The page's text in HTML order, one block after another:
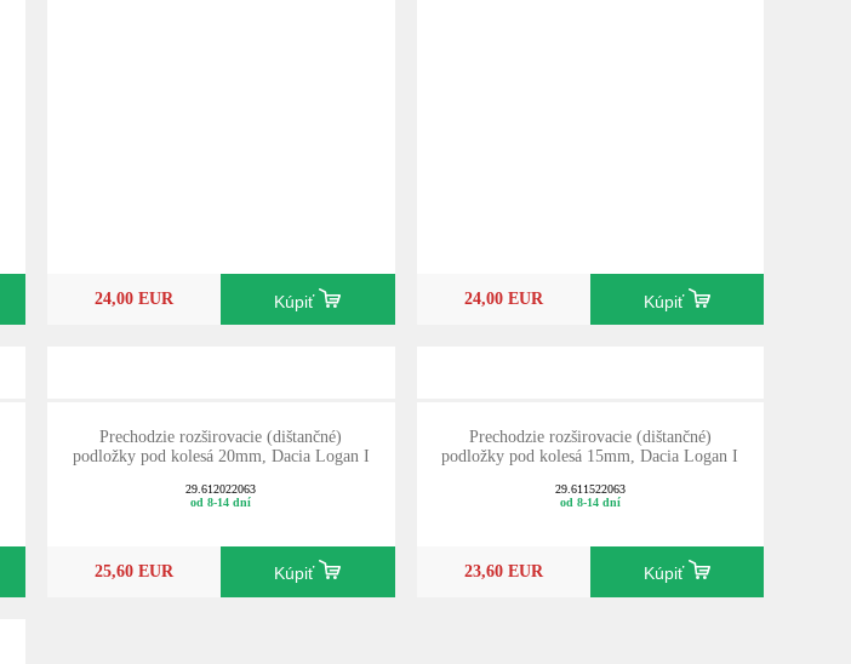
24,00 EUR Kúpiť 24,00 EUR Kúpiť
Prechodzie rozširovacie (dištančné)
podložky pod kolesá 20mm, Dacia Logan I
29.612022063
od 8-14 dní
25,60 EUR Kúpiť
Prechodzie rozširovacie (dištančné)
podložky pod kolesá 15mm, Dacia Logan I
29.611522063
od 8-14 dní
23,60 EUR Kúpiť